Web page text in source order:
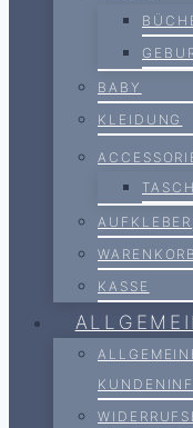
BABY
KLEIDUNG
AUFKLEBER
WARENKORB
KASSE